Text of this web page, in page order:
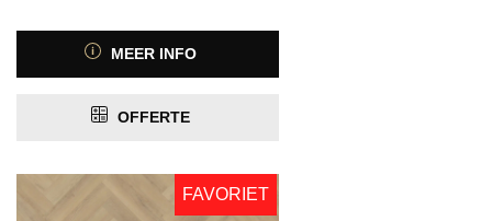
MEER INFO
OFFERTE
FAVORIET